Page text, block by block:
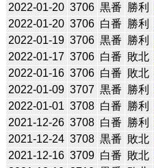
2022-01-20 3706 黒番 勝利
2022-01-20 3706 白番 勝利
2022-01-19 3706 黒番 勝利
2022-01-17 3706 白番 敗北
2022-01-16 3706 白番 敗北
2022-01-09 3707 黒番 勝利
2022-01-01 3708 白番 勝利
2021-12-26 3708 白番 勝利
2021-12-24 3708 黒番 敗北
2021-12-16 3709 白番 敗北